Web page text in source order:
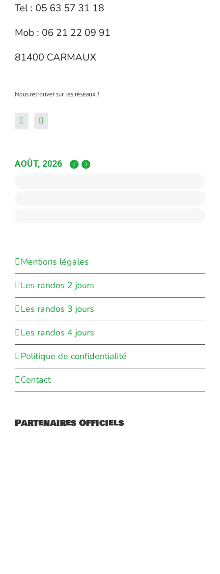
Tel : 05 63 57 31 18
Mob : 06 21 22 09 91
81400 CARMAUX
Nous retrouver sur les réseaux !
AOÛT, 2026
Mentions légales
Les randos 2 jours
Les randos 3 jours
Les randos 4 jours
Politique de confidentialité
Contact
Partenaires Officiels